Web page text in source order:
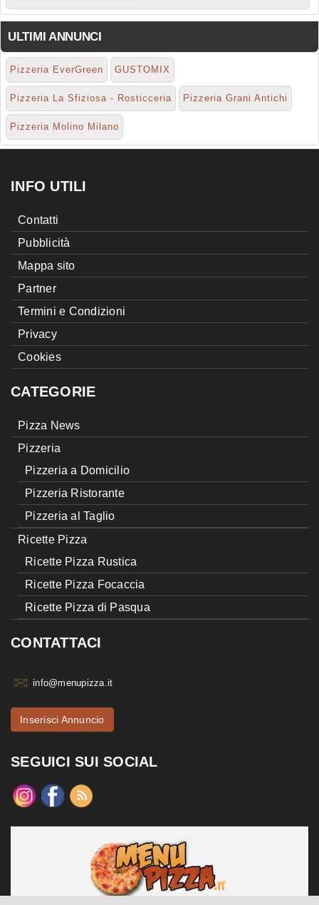
ULTIMI ANNUNCI
Pizzeria EverGreen GUSTOMIX
Pizzeria La Sfiziosa - Rosticceria Pizzeria Grani Antichi
Pizzeria Molino Milano
INFO UTILI
Contatti
Pubblicità
Mappa sito
Partner
Termini e Condizioni
Privacy
Cookies
CATEGORIE
Pizza News
Pizzeria
Pizzeria a Domicilio
Pizzeria Ristorante
Pizzeria al Taglio
Ricette Pizza
Ricette Pizza Rustica
Ricette Pizza Focaccia
Ricette Pizza di Pasqua
CONTATTACI
info@menupizza.it
Inserisci Annuncio
SEGUICI SUI SOCIAL